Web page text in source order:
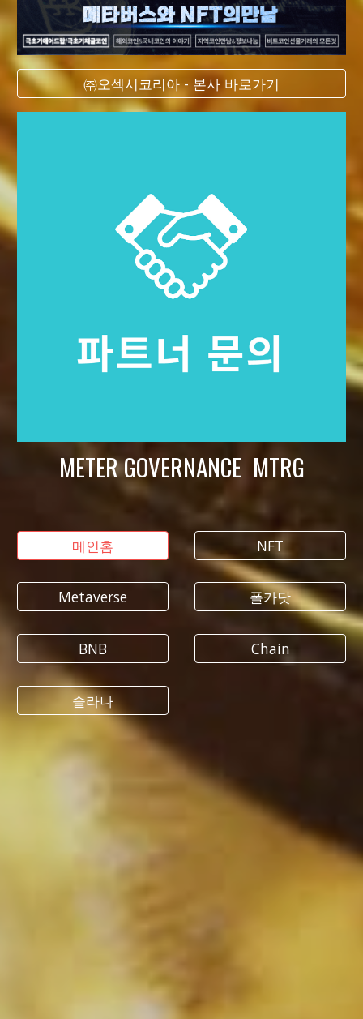
㈜오섹시코리아 - 본사 바로가기
METER GOVERNANCE MTRG
메인홈
Metaverse
BNB
솔라나
NFT
폴카닷
Chain